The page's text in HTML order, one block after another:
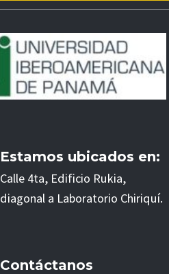
Estamos ubicados en:
Calle 4ta, Edificio Rukia,
diagonal a Laboratorio Chiriquí.
Contáctanos